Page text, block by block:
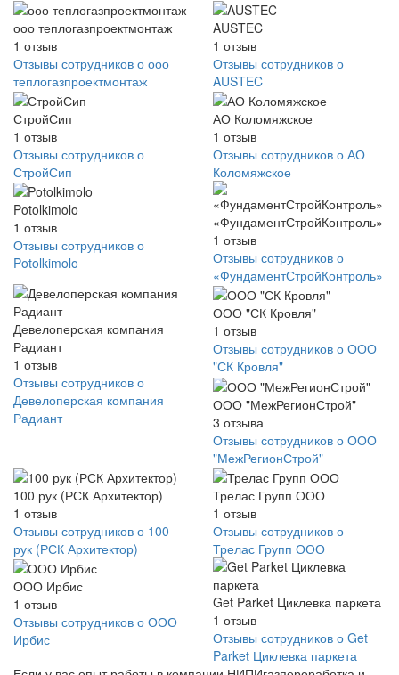
ооо теплогазпроектмонтаж
1 отзыв
Отзывы сотрудников о ооо
теплогазпроектмонтаж
AUSTEC
1 отзыв
Отзывы сотрудников о
AUSTEC
СтройСип
1 отзыв
Отзывы сотрудников о
СтройСип
АО Коломяжское
1 отзыв
Отзывы сотрудников о АО
Коломяжское
Potolkimolo
1 отзыв
Отзывы сотрудников о
Potolkimolo
«ФундаментСтройКонтроль»
1 отзыв
Отзывы сотрудников о
«ФундаментСтройКонтроль»
Девелоперская компания
Радиант
1 отзыв
Отзывы сотрудников о
Девелоперская компания
Радиант
ООО "СК Кровля"
1 отзыв
Отзывы сотрудников о ООО
"СК Кровля"
ООО "МежРегионСтрой"
3 отзыва
Отзывы сотрудников о ООО
"МежРегионСтрой"
100 рук (РСК Архитектор)
1 отзыв
Отзывы сотрудников о 100
рук (РСК Архитектор)
Трелас Групп ООО
1 отзыв
Отзывы сотрудников о
Трелас Групп ООО
ООО Ирбис
1 отзыв
Отзывы сотрудников о ООО
Ирбис
Get Parket Циклевка паркета
1 отзыв
Отзывы сотрудников о Get
Parket Циклевка паркета